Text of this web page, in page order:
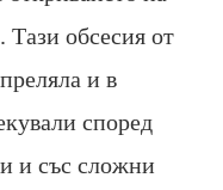
Тази обсесия от
и в
според
и със сложни